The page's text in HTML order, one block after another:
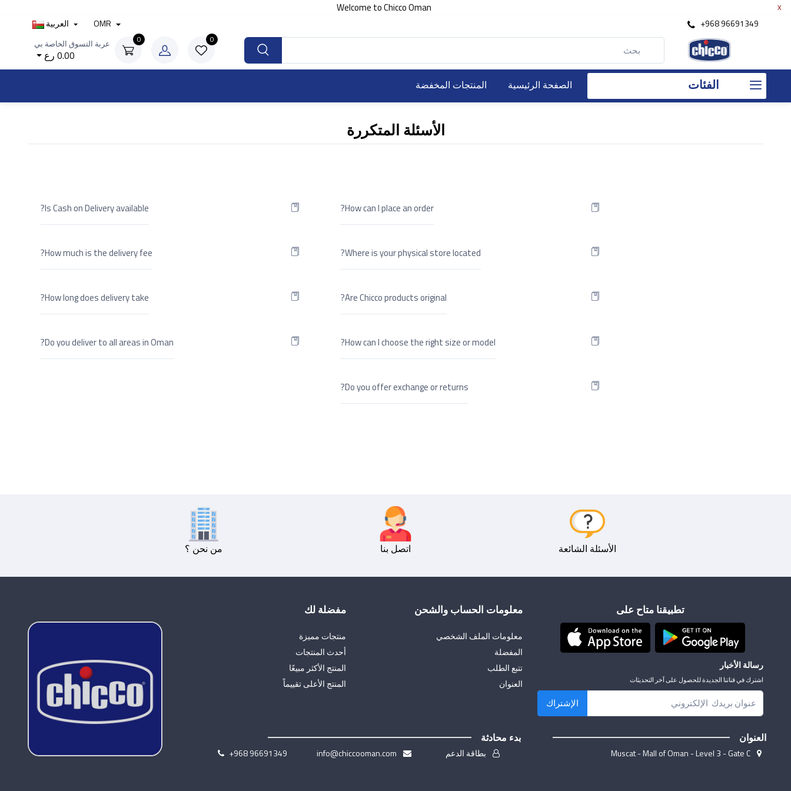
Welcome to Chicco Oman X
+968 96691349
OMR
0
0 عربة التسوق الخاصة بي
0.00 رع
الفئات الصفحة الرئيسية المنتجات المخفضة
الأسئلة المتكررة
How can I place an order?
Where is your physical store located?
Are Chicco products original?
How can I choose the right size or model?
Do you offer exchange or returns?
Is Cash on Delivery available?
How much is the delivery fee?
How long does delivery take?
Do you deliver to all areas in Oman?
من نحن ؟ اتصل بنا الأسئلة الشائعة
مفضلة لك
منتجات مميزة
أحدث المنتجات
المنتج الأكثر مبيعًا
المنتج الأعلى تقييماً
معلومات الحساب والشحن
معلومات الملف الشخصي
المفضلة
تتبع الطلب
العنوان
تطبيقنا متاح على
رسالة الأخبار
اشترك في قناتنا الجديدة للحصول على آخر التحديثات
الإشتراك
بدء محادثة
+968 96691349 بطاقة الدعم
العنوان